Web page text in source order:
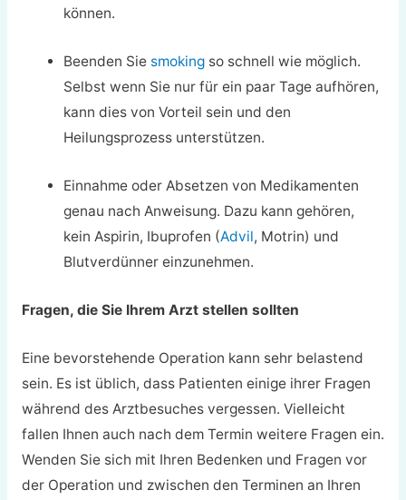
können.
Beenden Sie smoking so schnell wie möglich.
Selbst wenn Sie nur für ein paar Tage aufhören,
kann dies von Vorteil sein und den
Heilungsprozess unterstützen.
Einnahme oder Absetzen von Medikamenten
genau nach Anweisung. Dazu kann gehören,
kein Aspirin, Ibuprofen (Advil, Motrin) und
Blutverdünner einzunehmen.
Fragen, die Sie Ihrem Arzt stellen sollten
Eine bevorstehende Operation kann sehr belastend
sein. Es ist üblich, dass Patienten einige ihrer Fragen
während des Arztbesuches vergessen. Vielleicht
fallen Ihnen auch nach dem Termin weitere Fragen ein.
Wenden Sie sich mit Ihren Bedenken und Fragen vor
der Operation und zwischen den Terminen an Ihren